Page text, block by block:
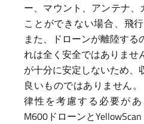
ー、マウント、アンテナ
ことができない場合、飛
また、ドローンが離陸する
れは全く安全ではありませ
が十分に安定しないため、
良いものではありません
律性を考慮する必要が
M600ドローンと